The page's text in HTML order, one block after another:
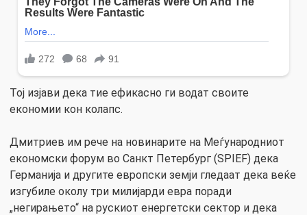
Тој изјави дека тие ефикасно ги водат своите
економии кон колапс.
Дмитриев им рече на новинарите на Меѓународниот
економски форум во Санкт Петербург (SPIEF) дека
Германија и другите европски земји гледаат дека веќе
изгубиле околу три милијарди евра поради
„негирањето“ на рускиот енергетски сектор и дека